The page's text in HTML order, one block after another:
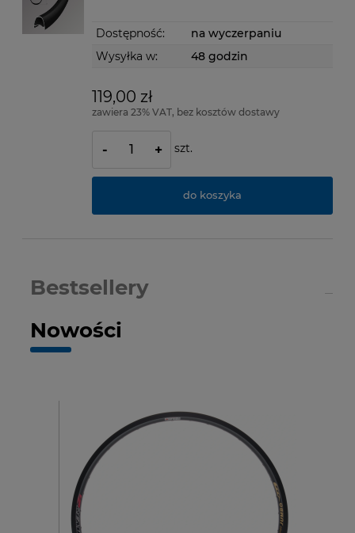
Dostępność:
na wyczerpaniu
Wysyłka w:
48 godzin
119,00 zł
zawiera 23% VAT, bez kosztów dostawy
- + szt.
do koszyka
Nowości
Bestsellery